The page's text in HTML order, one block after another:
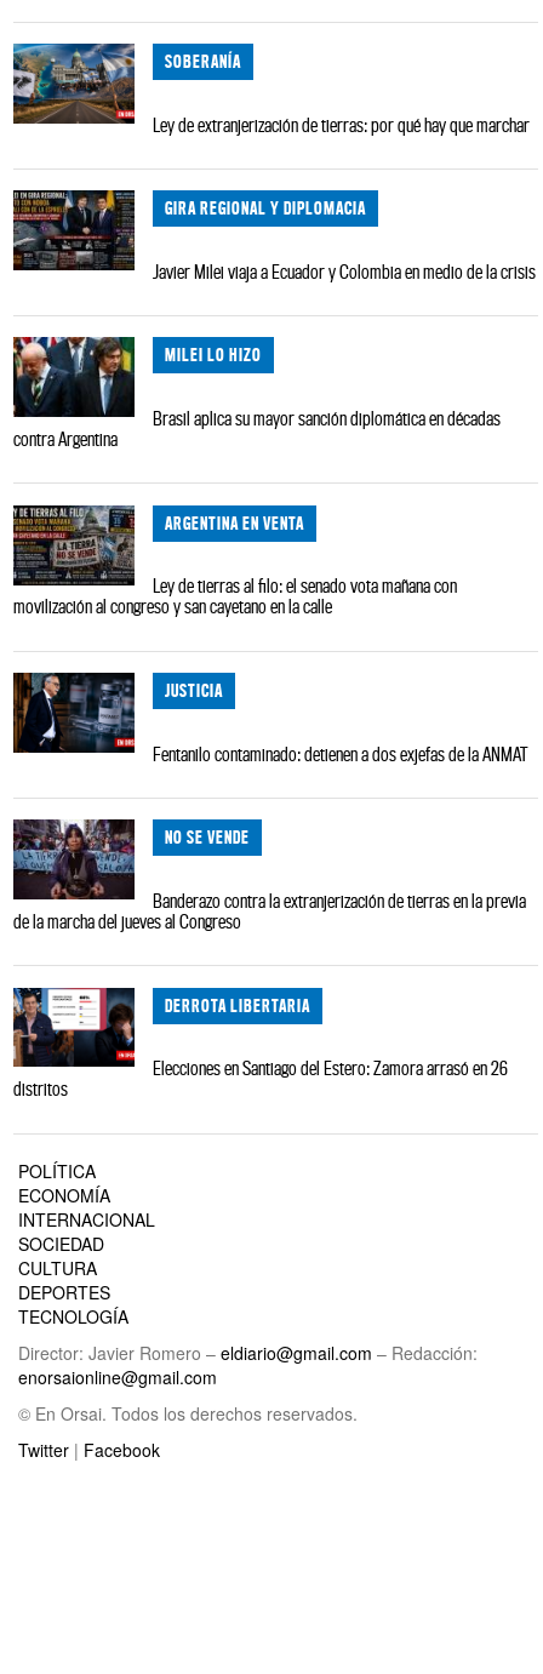
SOBERANÍA
Ley de extranjerización de tierras: por qué hay que marchar
GIRA REGIONAL Y DIPLOMACIA
Javier Milei viaja a Ecuador y Colombia en medio de la crisis
MILEI LO HIZO
Brasil aplica su mayor sanción diplomática en décadas
contra Argentina
ARGENTINA EN VENTA
Ley de tierras al filo: el senado vota mañana con
movilización al congreso y san cayetano en la calle
JUSTICIA
Fentanilo contaminado: detienen a dos exjefas de la ANMAT
NO SE VENDE
Banderazo contra la extranjerización de tierras en la previa
de la marcha del jueves al Congreso
DERROTA LIBERTARIA
Elecciones en Santiago del Estero: Zamora arrasó en 26
distritos
POLÍTICA
ECONOMÍA
INTERNACIONAL
SOCIEDAD
CULTURA
DEPORTES
TECNOLOGÍA
Director: Javier Romero – eldiario@gmail.com – Redacción:
enorsaionline@gmail.com
© En Orsai. Todos los derechos reservados.
Twitter | Facebook